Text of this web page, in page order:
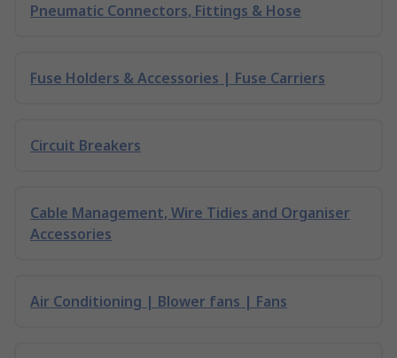
Pneumatic Connectors, Fittings & Hose
Fuse Holders & Accessories | Fuse Carriers
Circuit Breakers
Cable Management, Wire Tidies and Organiser
Accessories
Air Conditioning | Blower fans | Fans